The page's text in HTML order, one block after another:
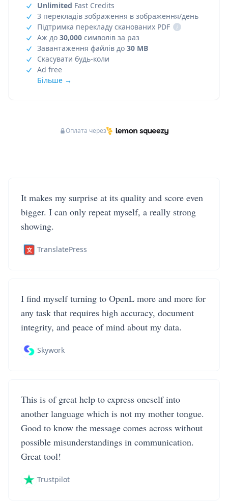
Unlimited Fast Credits
3 перекладів зображення в зображення/день
Підтримка перекладу сканованих PDF
i
Аж до 30,000 символів за раз
Завантаження файлів до 30 MB
Скасувати будь-коли
Ad free
Більше →
Оплата через
It makes my surprise at its quality and score even
bigger. I can only repeat myself, a really strong
showing.
TranslatePress
I find myself turning to OpenL more and more for
any task that requires high accuracy, document
integrity, and peace of mind about my data.
Skywork
This is of great help to express oneself into
another language which is not my mother tongue.
Good to know the message comes across without
possible misunderstandings in communication.
Great tool!
Trustpilot